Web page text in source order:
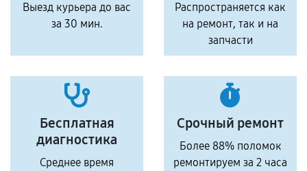
Выезд курьера до вас
за 30 мин.
Распространяется как
на ремонт, так и на
запчасти
Бесплатная
диагностика
Среднее время
Срочный ремонт
Более 88% поломок
ремонтируем за 2 часа